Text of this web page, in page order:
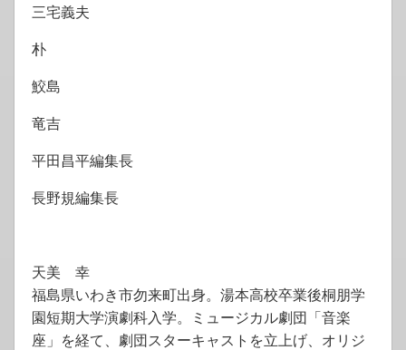
三宅義夫
朴
鮫島
竜吉
平田昌平編集長
長野規編集長
天美 幸
福島県いわき市勿来町出身。湯本高校卒業後桐朋学
園短期大学演劇科入学。ミュージカル劇団「音楽
座」を経て、劇団スターキャストを立上げ、オリジ